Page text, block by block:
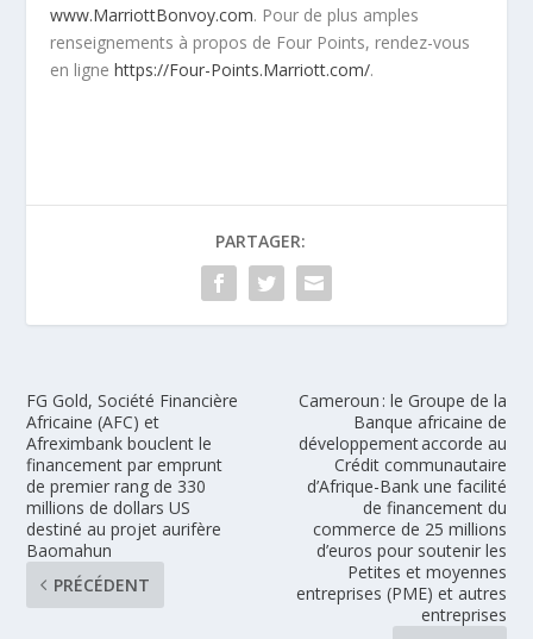
www.MarriottBonvoy.com. Pour de plus amples
renseignements à propos de Four Points, rendez-vous
en lignehttps://Four-Points.Marriott.com/.
PARTAGER:
FG Gold, Société Financière
Africaine (AFC) et
Afreximbank bouclent le
financement par emprunt
de premier rang de 330
millions de dollars US
destiné au projet aurifère
Baomahun
PRÉCÉDENT
Cameroun : le Groupe de la
Banque africaine de
développement accorde au
Crédit communautaire
d’Afrique-Bank une facilité
de financement du
commerce de 25 millions
d’euros pour soutenir les
Petites et moyennes
entreprises (PME) et autres
entreprises